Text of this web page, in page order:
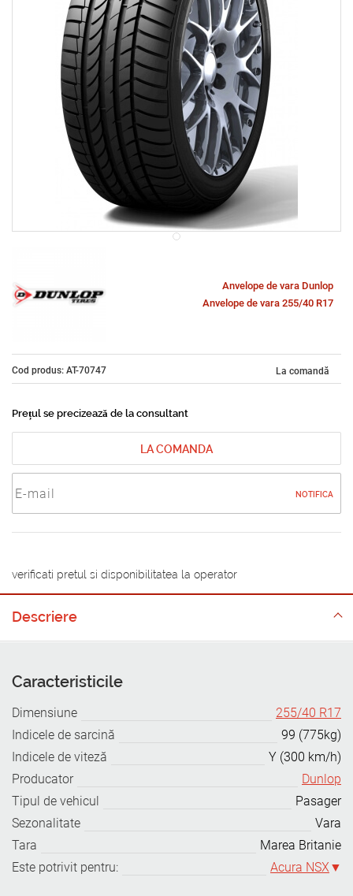
Anvelope de vara Dunlop
Anvelope de vara 255/40 R17
Cod produs: AT-70747 La comandă
Prețul se precizează de la consultant
LA COMANDA
NOTIFICA
verificati pretul si disponibilitatea la operator
Descriere
Caracteristicile
Dimensiune
255/40 R17
Indicele de sarcină
99 (775kg)
Indicele de viteză
Y (300 km/h)
Producator
Dunlop
Tipul de vehicul
Pasager
Sezonalitate
Vara
Tara
Marea Britanie
Este potrivit pentru:
Acura NSX